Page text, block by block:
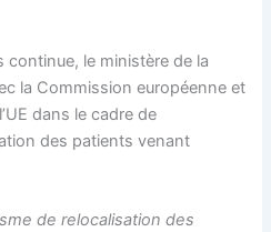
continue, le ministère de la
la Commission européenne et
dans le cadre de
des patients venant
de relocalisation des